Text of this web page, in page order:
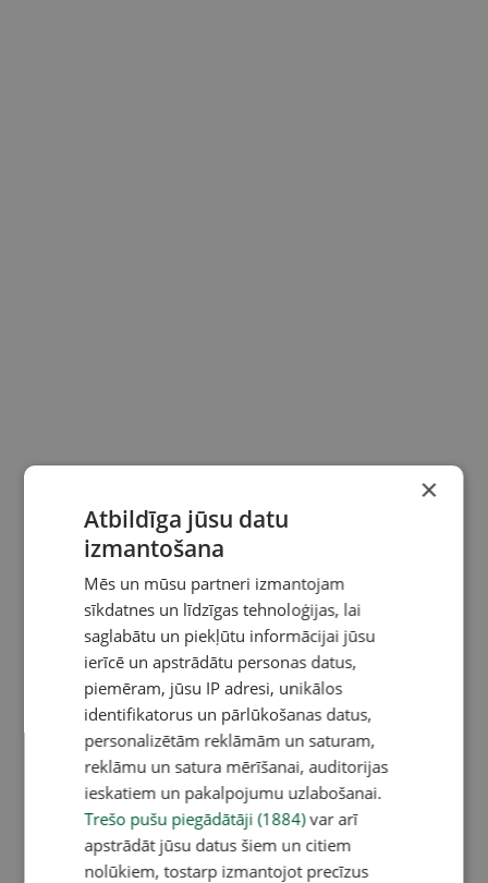
×
Atbildīga jūsu datu
izmantošana
Mēs un mūsu partneri izmantojam
sīkdatnes un līdzīgas tehnoloģijas, lai
saglabātu un piekļūtu informācijai jūsu
ierīcē un apstrādātu personas datus,
piemēram, jūsu IP adresi, unikālos
identifikatorus un pārlūkošanas datus,
personalizētām reklāmām un saturam,
reklāmu un satura mērīšanai, auditorijas
ieskatiem un pakalpojumu uzlabošanai.
Trešo pušu piegādātāji (1884)var arī
apstrādāt jūsu datus šiem un citiem
nolūkiem, tostarp izmantojot precīzus